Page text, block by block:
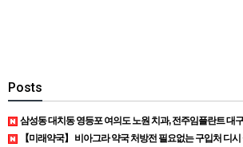
Posts
삼성동 대치동 영등포 여의도 노원 치과, 전주임플란트 대
【미래약국】 비아그라 약국 처방전 필요없는 구입처 디시 실제로 이용